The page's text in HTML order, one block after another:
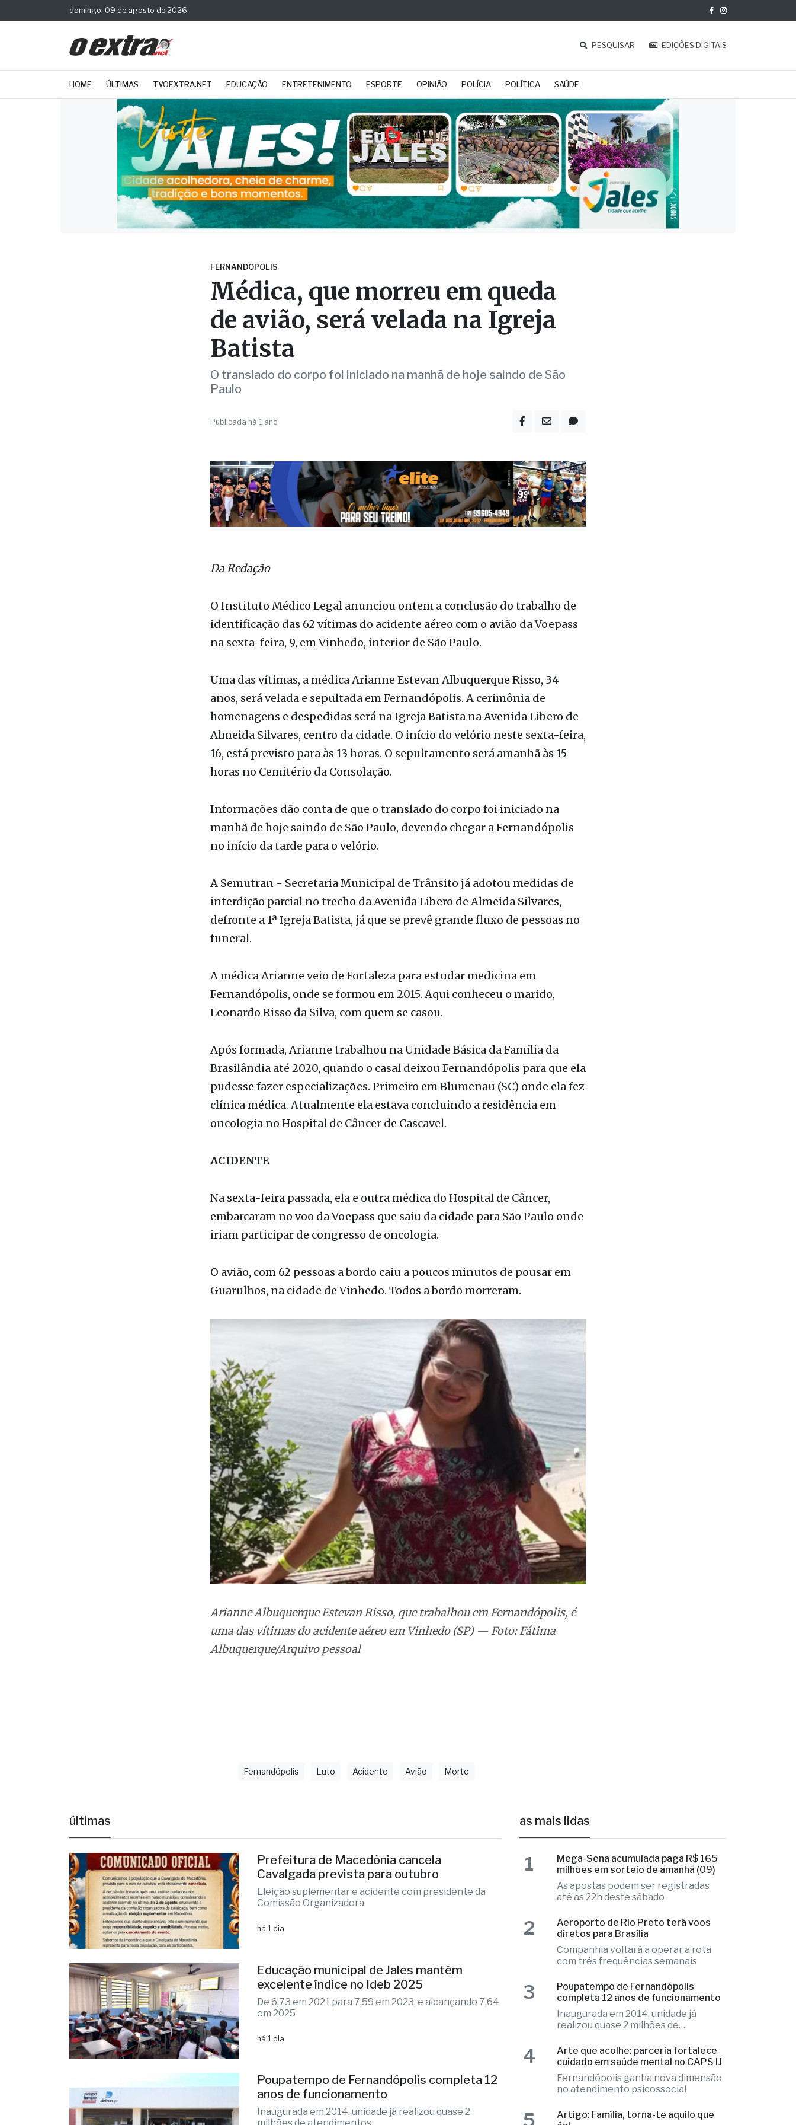
domingo, 09 de agosto de 2026
PESQUISAR EDIÇÕES DIGITAIS
HOME ÚLTIMAS TVOEXTRA.NET EDUCAÇÃO ENTRETENIMENTO ESPORTE OPINIÃO POLÍCIA POLÍTICA SAÚDE
Médica, que morreu em queda
de avião, será velada na Igreja
Batista
O translado do corpo foi iniciado na manhã de hoje saindo de São
Paulo
Publicada há 1 ano
O Instituto Médico Legal anunciou ontem a conclusão do trabalho de
na sexta-feira, 9, em Vinhedo, interior de São Paulo.
Uma das vítimas, a médica Arianne Estevan Albuquerque Risso, 34
homenagens e despedidas será na Igreja Batista na Avenida Libero de
Almeida Silvares, centro da cidade. O início do velório neste sexta-feira,
16, está previsto para às 13 horas. O sepultamento será amanhã às 15
horas no Cemitério da Consolação.
Informações dão conta de que o translado do corpo foi iniciado na
no início da tarde para o velório.
A Semutran - Secretaria Municipal de Trânsito já adotou medidas de
defronte a 1ª Igreja Batista, já que se prevê grande fluxo de pessoas no
funeral.
A médica Arianne veio de Fortaleza para estudar medicina em
Leonardo Risso da Silva, com quem se casou.
Após formada, Arianne trabalhou na Unidade Básica da Família da
pudesse fazer especializações. Primeiro em Blumenau (SC) onde ela fez
clínica médica. Atualmente ela estava concluindo a residência em
oncologia no Hospital de Câncer de Cascavel.
ACIDENTE
Na sexta-feira passada, ela e outra médica do Hospital de Câncer,
iriam participar de congresso de oncologia.
O avião, com 62 pessoas a bordo caiu a poucos minutos de pousar em
Arianne Albuquerque Estevan Risso, que trabalhou em Fernandópolis, é
Albuquerque/Arquivo pessoal
Cavalgada prevista para outubro
Eleição suplementar e acidente com presidente da
Comissão Organizadora
há 1 dia
Educação municipal de Jales mantém
De 6,73 em 2021 para 7,59 em 2023, e alcançando 7,64
em 2025
há 1 dia
Poupatempo de Fernandópolis completa 12
Inaugurada em 2014, unidade já realizou quase 2
milhões de atendimentos
há 1 dia
Mega-Sena acumulada paga R$ 165
milhões em sorteio de amanhã (09)
As apostas podem ser registradas
até as 22h deste sábado
1
Aeroporto de Rio Preto terá voos
diretos para Brasília
Companhia voltará a operar a rota
com três frequências semanais
Poupatempo de Fernandópolis
completa 12 anos de funcionamento
Inaugurada em 2014, unidade já
realizou quase 2 milhões de
atendimentos
Arte que acolhe: parceria fortalece
cuidado em saúde mental no CAPS IJ
no atendimento psicossocial
Artigo: Família, torna-te aquilo que
és!
“O caminho da Igreja é o de não
condenar eternamente ninguém...”